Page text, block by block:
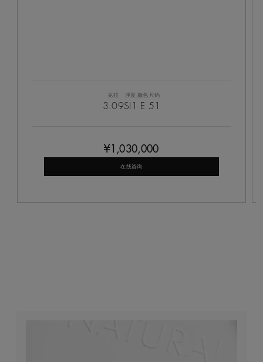
克拉
3.09
淨度
SI1
颜色
E
尺码
51
¥1,030,000
在线咨询